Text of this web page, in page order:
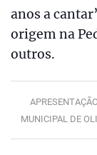
anos a
origem na
outros.
MUNICIPAL DE